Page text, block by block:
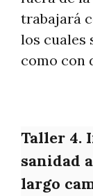
trabajará
los cuales
como con
Taller 4.
sanidad
largo